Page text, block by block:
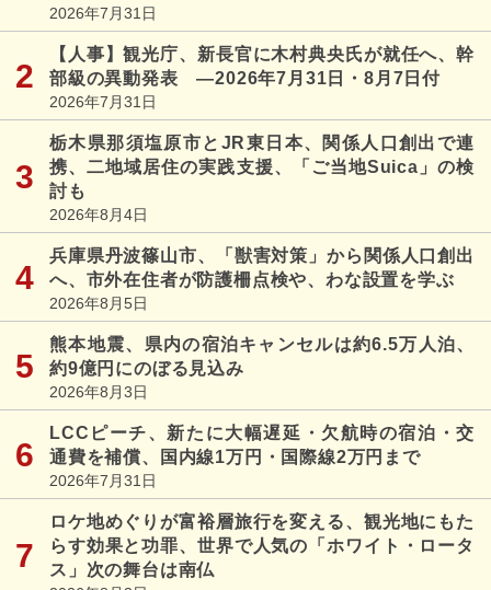
2026年7月31日
【人事】観光庁、新長官に木村典央氏が就任へ、幹
部級の異動発表 ―2026年7月31日・8月7日付
2026年7月31日
栃木県那須塩原市とJR東日本、関係人口創出で連
携、二地域居住の実践支援、「ご当地Suica」の検
討も
2026年8月4日
兵庫県丹波篠山市、「獣害対策」から関係人口創出
へ、市外在住者が防護柵点検や、わな設置を学ぶ
2026年8月5日
熊本地震、県内の宿泊キャンセルは約6.5万人泊、
約9億円にのぼる見込み
2026年8月3日
LCCピーチ、新たに大幅遅延・欠航時の宿泊・交
通費を補償、国内線1万円・国際線2万円まで
2026年7月31日
ロケ地めぐりが富裕層旅行を変える、観光地にもた
らす効果と功罪、世界で人気の「ホワイト・ロータ
ス」次の舞台は南仏